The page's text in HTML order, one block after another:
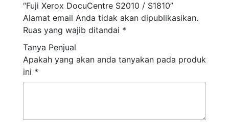
“Fuji Xerox DocuCentre S2010 / S1810”
Alamat email Anda tidak akan dipublikasikan.
Ruas yang wajib ditandai *
Tanya Penjual
Apakah yang akan anda tanyakan pada produk
ini *